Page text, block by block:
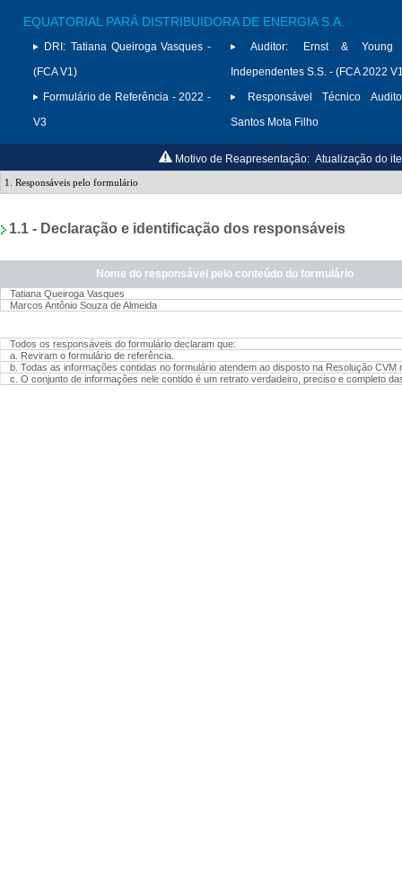
EQUATORIAL PARÁ DISTRIBUIDORA DE ENERGIA S.A.
DRI: Tatiana Queiroga Vasques -
(FCA V1)
Formulário de Referência - 2022 -
V3
Auditor:
Ernst & Young
Independentes S.S. - (FCA 2022
Responsável Técnico
Santos Mota Filho
Motivo de Reapresentação: Atualização do